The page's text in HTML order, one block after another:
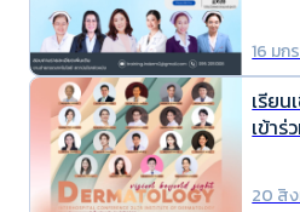
16 มก
เรีย
เข้าร่
20 สิ